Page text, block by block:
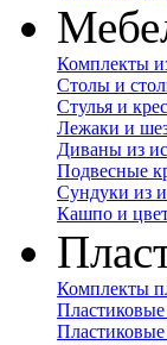
Комплекты
Столы и
Стулья и
Лежаки и
Диваны из
Подвесные
Сундуки из
Кашпо и
Комплекты